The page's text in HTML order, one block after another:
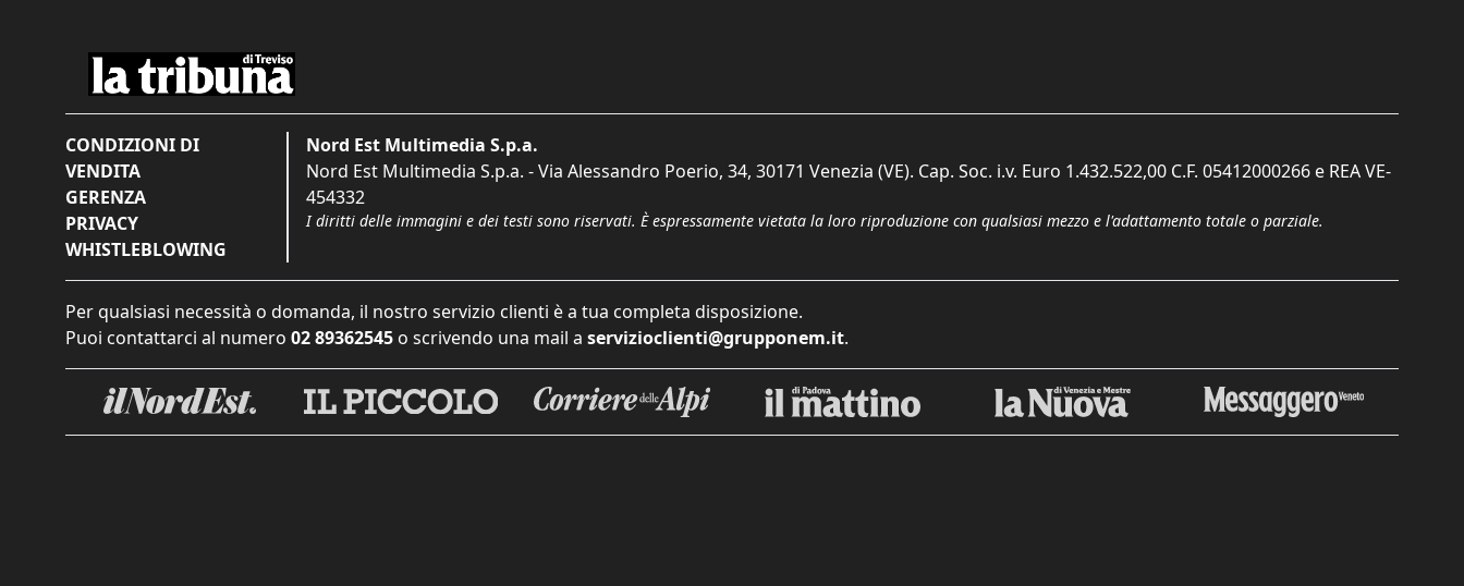
CONDIZIONI DI
VENDITA
GERENZA
PRIVACY
WHISTLEBLOWING
Nord Est Multimedia S.p.a.
Nord Est Multimedia S.p.a. - Via Alessandro Poerio, 34, 30171 Venezia (VE). Cap. Soc. i.v. Euro 1.432.522,00 C.F. 05412000266 e REA VE-
454332
I diritti delle immagini e dei testi sono riservati. È espressamente vietata la loro riproduzione con qualsiasi mezzo e l'adattamento totale o parziale.
Per qualsiasi necessità o domanda, il nostro servizio clienti è a tua completa disposizione.
Puoi contattarci al numero 02 89362545 o scrivendo una mail a servizioclienti@grupponem.it.